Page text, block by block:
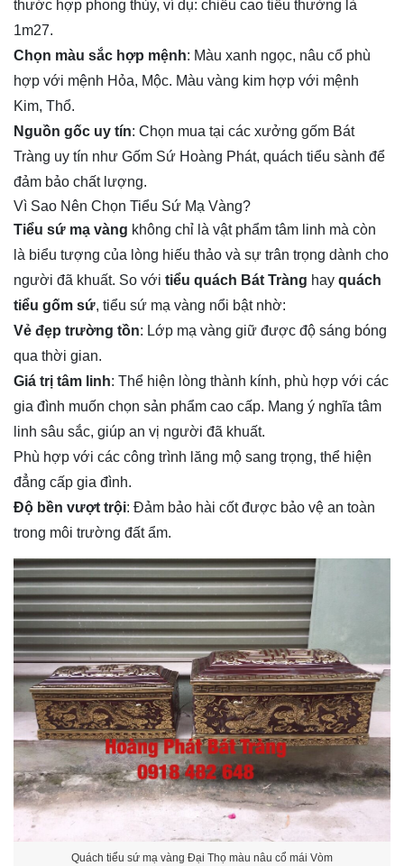
thước hợp phong thủy, ví dụ: chiều cao tiểu thường là
1m27.
Chọn màu sắc hợp mệnh: Màu xanh ngọc, nâu cổ phù
hợp với mệnh Hỏa, Mộc. Màu vàng kim hợp với mệnh
Kim, Thổ.
Nguồn gốc uy tín: Chọn mua tại các xưởng gốm Bát
Tràng uy tín như Gốm Sứ Hoàng Phát, quách tiểu sành để
đảm bảo chất lượng.
Vì Sao Nên Chọn Tiểu Sứ Mạ Vàng?
Tiểu sứ mạ vàng không chỉ là vật phẩm tâm linh mà còn
là biểu tượng của lòng hiếu thảo và sự trân trọng dành cho
người đã khuất. So với tiểu quách Bát Tràng hay quách
tiểu gốm sứ, tiểu sứ mạ vàng nổi bật nhờ:
Vẻ đẹp trường tồn: Lớp mạ vàng giữ được độ sáng bóng
qua thời gian.
Giá trị tâm linh: Thể hiện lòng thành kính, phù hợp với các
gia đình muốn chọn sản phẩm cao cấp. Mang ý nghĩa tâm
linh sâu sắc, giúp an vị người đã khuất.
Phù hợp với các công trình lăng mộ sang trọng, thể hiện
đẳng cấp gia đình.
Độ bền vượt trội: Đảm bảo hài cốt được bảo vệ an toàn
trong môi trường đất ẩm.
Quách tiểu sứ mạ vàng Đại Thọ màu nâu cổ mái Vòm